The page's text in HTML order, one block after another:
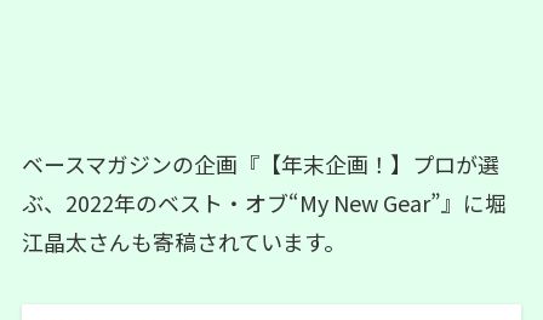
ベースマガジンの企画『【年末企画！】プロが選
ぶ、2022年のベスト・オブ“My New Gear”』に堀
江晶太さんも寄稿されています。